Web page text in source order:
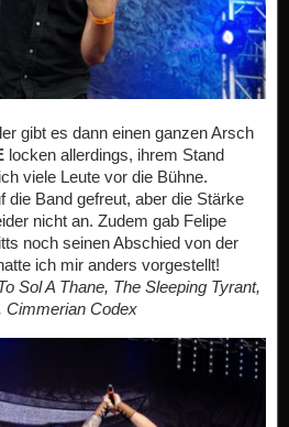
gibt es dann einen ganzen Arsch
locken allerdings, ihrem Stand
viele Leute vor die Bühne.
die Band gefreut, aber die Stärke
nicht an. Zudem gab Felipe
noch seinen Abschied von der
ich mir anders vorgestellt!
Sol A Thane, The Sleeping Tyrant,
Cimmerian Codex